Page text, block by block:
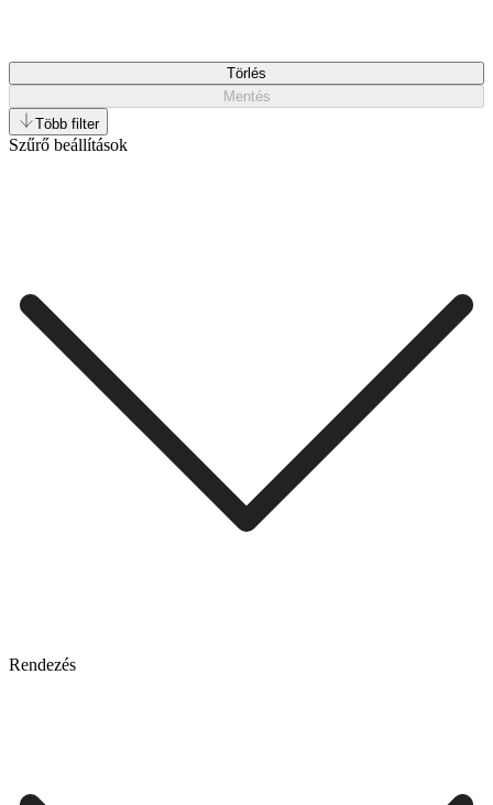
Törlés
Mentés
Több filter
Szűrő beállítások
Rendezés